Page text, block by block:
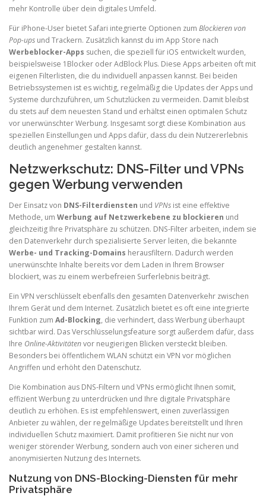
mehr Kontrolle über dein digitales Umfeld.
Für iPhone-User bietet Safari integrierte Optionen zum Blockieren von
Pop-ups und Trackern. Zusätzlich kannst du im App Store nach
Werbeblocker-Apps suchen, die speziell für iOS entwickelt wurden,
beispielsweise 1Blocker oder AdBlock Plus. Diese Apps arbeiten oft mit
eigenen Filterlisten, die du individuell anpassen kannst. Bei beiden
Betriebssystemen ist es wichtig, regelmäßig die Updates der Apps und
Systeme durchzuführen, um Schutzlücken zu vermeiden. Damit bleibst
du stets auf dem neuesten Stand und erhältst einen optimalen Schutz
vor unerwünschter Werbung. Insgesamt sorgt diese Kombination aus
speziellen Einstellungen und Apps dafür, dass du dein Nutzererlebnis
deutlich angenehmer gestalten kannst.
Netzwerkschutz: DNS-Filter und VPNs
gegen Werbung verwenden
Der Einsatz von DNS-Filterdiensten und VPNs ist eine effektive
Methode, um Werbung auf Netzwerkebene zu blockieren und
gleichzeitig Ihre Privatsphäre zu schützen. DNS-Filter arbeiten, indem sie
den Datenverkehr durch spezialisierte Server leiten, die bekannte
Werbe- und Tracking-Domains herausfiltern. Dadurch werden
unerwünschte Inhalte bereits vor dem Laden in Ihrem Browser
blockiert, was zu einem werbefreien Surferlebnis beiträgt.
Ein VPN verschlüsselt ebenfalls den gesamten Datenverkehr zwischen
Ihrem Gerät und dem Internet. Zusätzlich bietet es oft eine integrierte
Funktion zum Ad-Blocking, die verhindert, dass Werbung überhaupt
sichtbar wird. Das Verschlüsselungsfeature sorgt außerdem dafür, dass
Ihre Online-Aktivitätenvor neugierigen Blicken versteckt bleiben.
Besonders bei öffentlichem WLAN schützt ein VPN vor möglichen
Angriffen und erhöht den Datenschutz.
Die Kombination aus DNS-Filtern und VPNs ermöglicht Ihnen somit,
effizient Werbung zu unterdrücken und Ihre digitale Privatsphäre
deutlich zu erhöhen. Es ist empfehlenswert, einen zuverlässigen
Anbieter zu wählen, der regelmäßige Updates bereitstellt und Ihren
individuellen Schutz maximiert. Damit profitieren Sie nicht nur von
weniger störender Werbung, sondern auch von einer sicheren und
anonymisierten Nutzung des Internets.
Nutzung von DNS-Blocking-Diensten für mehr
Privatsphäre